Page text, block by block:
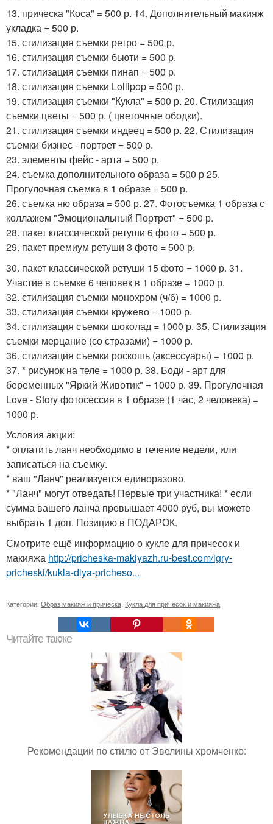
13. прическа "Коса" = 500 р. 14. Дополнительный макияж
укладка = 500 р.
15. стилизация съемки ретро = 500 р.
16. стилизация съемки бьюти = 500 р.
17. стилизация съемки пинап = 500 р.
18. стилизация съемки Lollipop = 500 р.
19. стилизация съемки "Кукла" = 500 р. 20. Стилизация
съемки цветы = 500 р. ( цветочные ободки).
21. стилизация съемки индеец = 500 р. 22. Стилизация
съемки бизнес - портрет = 500 р.
23. элементы фейс - арта = 500 р.
24. съемка дополнительного образа = 500 р 25.
Прогулочная съемка в 1 образе = 500 р.
26. съемка ню образа = 500 р. 27. Фотосъемка 1 образа с
коллажем "Эмоциональный Портрет" = 500 р.
28. пакет классической ретуши 6 фото = 500 р.
29. пакет премиум ретуши 3 фото = 500 р.
30. пакет классической ретуши 15 фото = 1000 р. 31.
Участие в съемке 6 человек в 1 образе = 1000 р.
32. стилизация съемки монохром (ч/б) = 1000 р.
33. стилизация съемки кружево = 1000 р.
34. стилизация съемки шоколад = 1000 р. 35. Стилизация
съемки мерцание (со стразами) = 1000 р.
36. стилизация съемки роскошь (аксессуары) = 1000 р.
37. * рисунок на теле = 1000 р. 38. Боди - арт для
беременных "Яркий Животик" = 1000 р. 39. Прогулочная
Love - Story фотосессия в 1 образе (1 час, 2 человека) =
1000 р.
Условия акции:
* оплатить ланч необходимо в течение недели, или
записаться на съемку.
* ваш "Ланч" реализуется единоразово.
* "Ланч" могут отведать! Первые три участника! * если
сумма вашего ланча превышает 4000 руб, вы можете
выбрать 1 доп. Позицию в ПОДАРОК.
Смотрите ещё информацию о кукле для причесок и
макияжа http://pricheska-makiyazh.ru-best.com/igry-
pricheski/kukla-dlya-pricheso...
Категории: Образ макияж и прическа Кукла для причесок и макияжа
Читайте также
Рекомендации по стилю от Эвелины хромченко: